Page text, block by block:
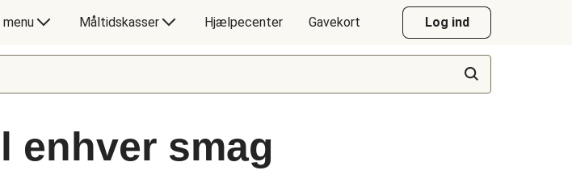
menu Måltidskasser Hjælpecenter Gavekort Log ind
enhver smag